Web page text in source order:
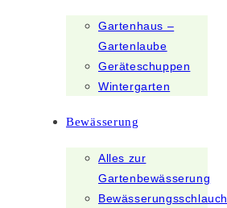
Gartenhaus –
Gartenlaube
Geräteschuppen
Wintergarten
Bewässerung
Alles zur
Gartenbewässerung
Bewässerungsschlauch